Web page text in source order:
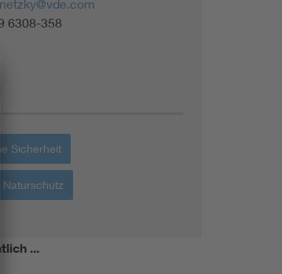
6308-358
Sicherheit
...